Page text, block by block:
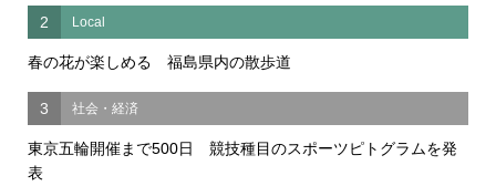
2 Local
春の花が楽しめる 福島県内の散歩道
3 社会・経済
東京五輪開催まで500日 競技種目のスポーツピトグラムを発
表